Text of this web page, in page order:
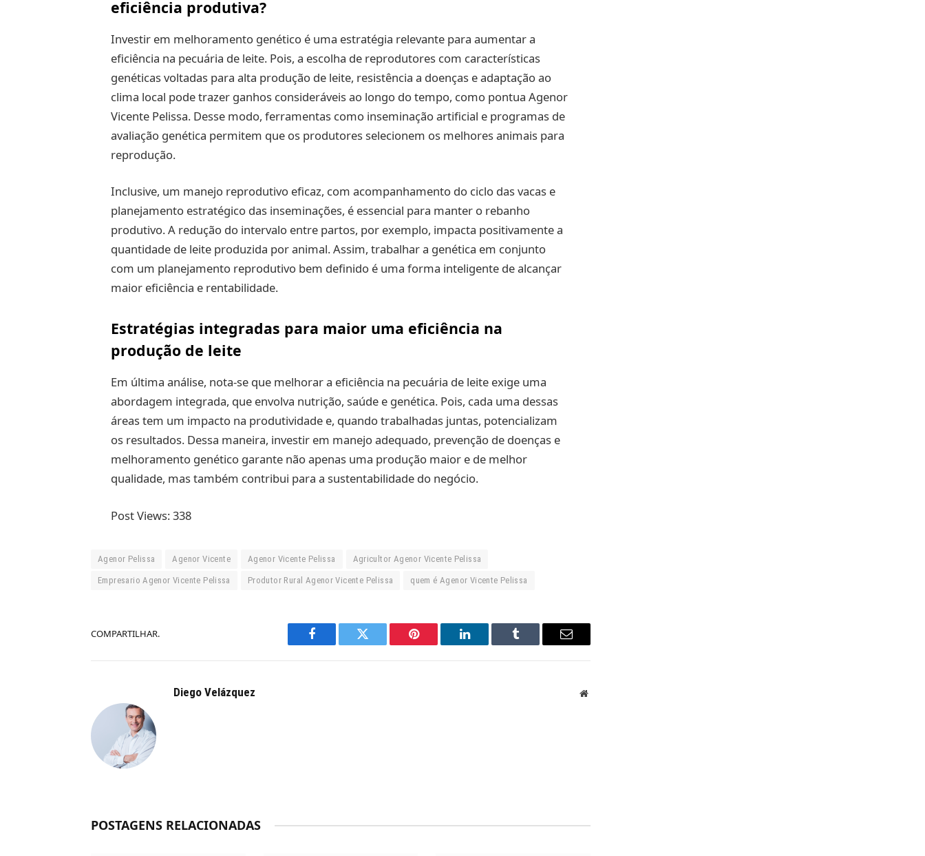
eficiência produtiva?
Investir em melhoramento genético é uma estratégia relevante para aumentar a
eficiência na pecuária de leite. Pois, a escolha de reprodutores com características
genéticas voltadas para alta produção de leite, resistência a doenças e adaptação ao
clima local pode trazer ganhos consideráveis ao longo do tempo, como pontua Agenor
Vicente Pelissa. Desse modo, ferramentas como inseminação artificial e programas de
avaliação genética permitem que os produtores selecionem os melhores animais para
reprodução.
Inclusive, um manejo reprodutivo eficaz, com acompanhamento do ciclo das vacas e
planejamento estratégico das inseminações, é essencial para manter o rebanho
produtivo. A redução do intervalo entre partos, por exemplo, impacta positivamente a
quantidade de leite produzida por animal. Assim, trabalhar a genética em conjunto
com um planejamento reprodutivo bem definido é uma forma inteligente de alcançar
maior eficiência e rentabilidade.
Estratégias integradas para maior uma eficiência na
produção de leite
Em última análise, nota-se que melhorar a eficiência na pecuária de leite exige uma
abordagem integrada, que envolva nutrição, saúde e genética. Pois, cada uma dessas
áreas tem um impacto na produtividade e, quando trabalhadas juntas, potencializam
os resultados. Dessa maneira, investir em manejo adequado, prevenção de doenças e
melhoramento genético garante não apenas uma produção maior e de melhor
qualidade, mas também contribui para a sustentabilidade do negócio.
Post Views:338
Agenor Pelissa Agenor Vicente Agenor Vicente Pelissa Agricultor Agenor Vicente Pelissa
Empresario Agenor Vicente Pelissa Produtor Rural Agenor Vicente Pelissa quem é Agenor Vicente Pelissa
COMPARTILHAR.
Facebook Twitter Pinterest LinkedIn Tumblr Email
Diego Velázquez Website
POSTAGENS RELACIONADAS